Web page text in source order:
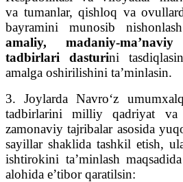
va tumanlar, qishloq va
bayramini munosib
amaliy, madaniy-
tadbirlari dasturini
amalga oshirilishini ta’minlasin.
3. Joylarda Navro‘z
tadbirlarini milliy qadriyat va
zamonaviy tajribalar asosida
sayillar shaklida tashkil etish,
ishtirokini ta’minlash
alohida e’tibor qaratilsin: